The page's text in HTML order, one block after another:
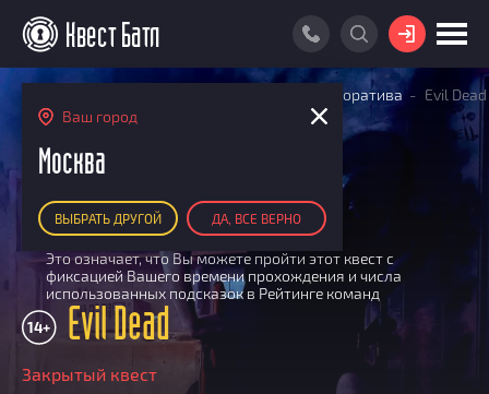
Ваш город
Москва
ВЫБРАТЬ ДРУГОЙ ДА, ВСЕ ВЕРНО
ВОЙТИ
КАРТА КВЕСТОВ
РЕЙТИНГ КОМАНД
Итоговый рейтинг
По количеству очков
По качеству игры
ПОИСК КОМАНДЫ
Квесты для корпоратива Evil Dead
ПЕРФОРМАНС
Участвует в Квест Батле
Это означает, что Вы можете пройти этот квест с
фиксацией Вашего времени прохождения и числа
использованных подсказок в Рейтинге команд
Evil Dead
14+
Закрытый квест